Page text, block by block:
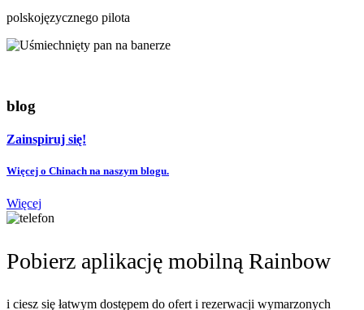
polskojęzycznego pilota
blog
Zainspiruj się!
Więcej o Chinach na naszym blogu.
Więcej
Pobierz aplikację mobilną Rainbow
i ciesz się łatwym dostępem do ofert i rezerwacji wymarzonych